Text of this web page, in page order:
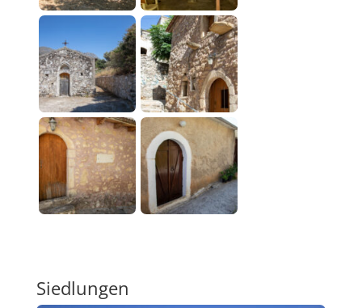
Siedlungen